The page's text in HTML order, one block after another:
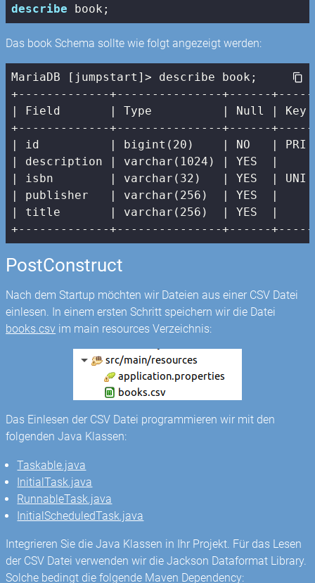
describe book;
Das book Schema sollte wie folgt angezeigt werden:
MariaDB [jumpstart]> describe book;
| Field       | Type | Null | Key
+-------------+---------------+------
|
id | bigint(20)    | NO
| PRI
| description |
varchar( 1024 ) | YES  |
|
isbn | varchar(32)   | YES
| UNI
| publisher   |
varchar( 256 ) | YES  |
|
title | varchar(256)  | YES
|
+-------------+---------------+------
PostConstruct
Nach dem Startup möchten wir Dateien aus einer CSV Datei
einlesen. In einem ersten Schritt speichern wir die Datei
books.csv im main resources Verzeichnis:
Das Einlesen der CSV Datei programmieren wir mit den
folgenden Java Klassen:
Taskable.java
InitialTask.java
RunnableTask.java
InitialScheduledTask.java
Integrieren Sie die Java Klassen in Ihr Projekt. Für das Lesen
der CSV Datei verwenden wir die Jackson Dataformat Library.
Solche bedingt die folgende Maven Dependency: